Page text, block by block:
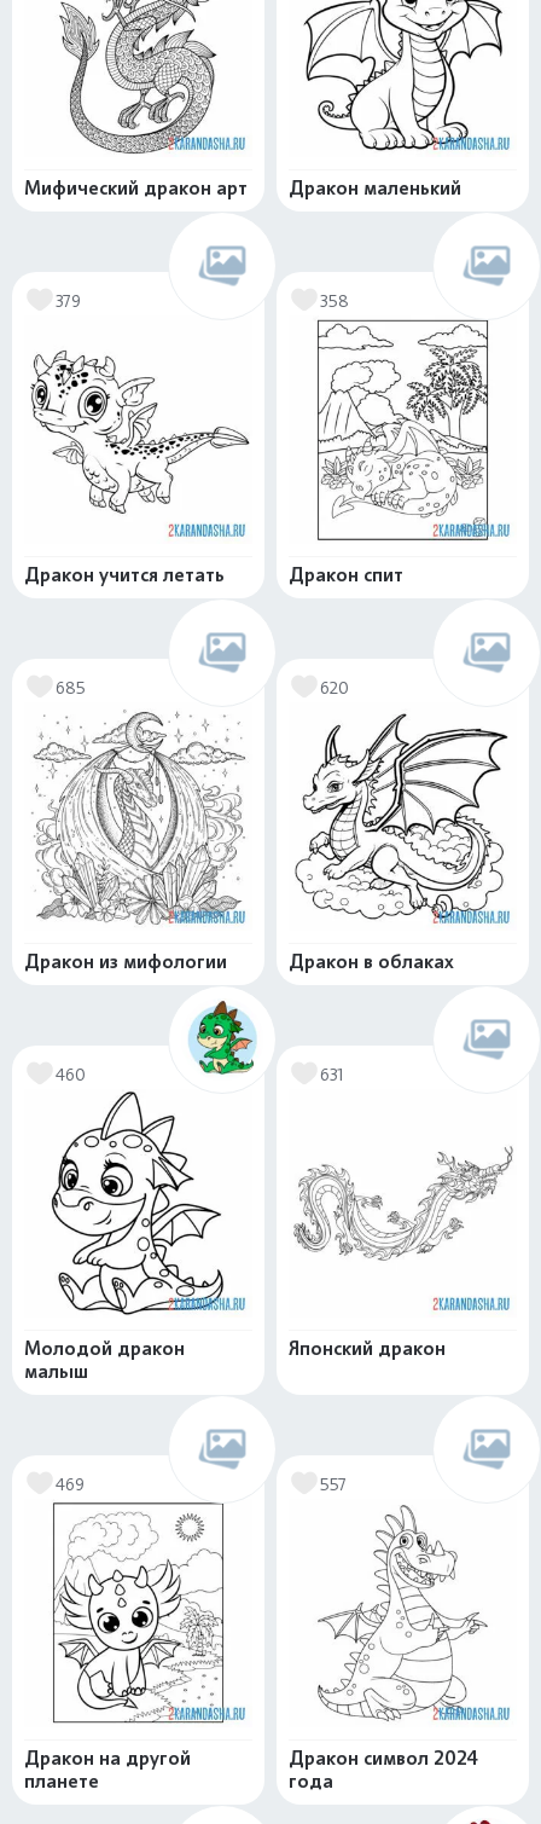
Мифический дракон арт Дракон маленький
379
Дракон учится летать
358
Дракон спит
685
Дракон из мифологии
620
Дракон в облаках
460
Молодой дракон
малыш
631
Японский дракон
469
Дракон на другой
планете
557
Дракон символ 2024
года